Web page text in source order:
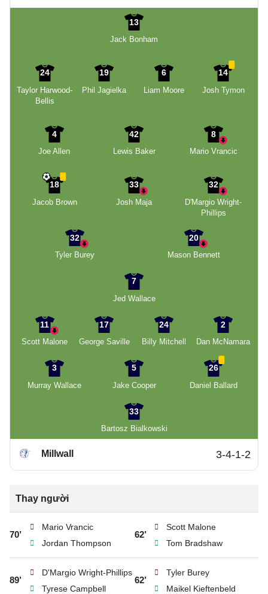
13
Jack Bonham
24
Taylor Harwood-
Bellis
19
Phil Jagielka
6
Liam Moore
14
Josh Tymon
4
Joe Allen
42
Lewis Baker
8
Mario Vrancic
18
Jacob Brown
33
Josh Maja
32
D'Margio Wright-
Phillips
32
Tyler Burey
20
Mason Bennett
7
Jed Wallace
11
Scott Malone
17
George Saville
24
Billy Mitchell
2
Dan McNamara
3
Murray Wallace
5
Jake Cooper
26
Daniel Ballard
33
Bartosz Bialkowski
Millwall 3-4-1-2
Thay người
70’
Mario Vrancic
Jordan Thompson
62’
Scott Malone
Tom Bradshaw
89’
D'Margio Wright-Phillips
Tyrese Campbell
62’
Tyler Burey
Maikel Kieftenbeld